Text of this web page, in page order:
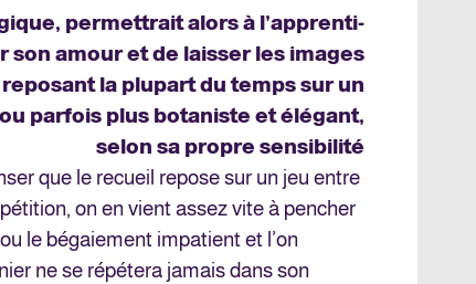
permettrait alors à l’apprenti-
son amour et de laisser les images
la plupart du temps sur un
parfois plus botaniste et élégant,
selon sa propre sensibilité
que le recueil repose sur un jeu entre
on en vient assez vite à pencher
le bégaiement impatient et l’on
ne se répétera jamais dans son